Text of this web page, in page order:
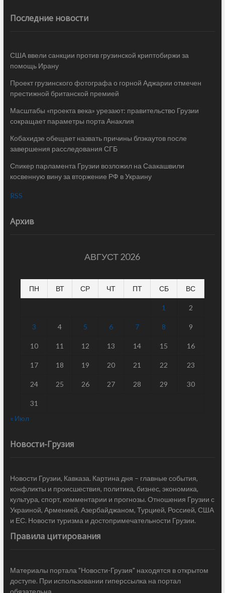
Последние новости
США ввели санкции против грузинской криптобиржи за
помощь Ирану
Проект грузинского фотографа о горной Аджарии отмечен
престижной британской премией
Масштабы «проекта века» урезают: правительство Грузии
сокращает параметры порта Анаклия
Кобахидзе обещает назвать причины блэкаутов после
завершения расследования СГБ
Спикер парламента Грузии возложил на Саакашвили
косвенную вину за вторжение РФ в Украину
RSS
Архив
АВГУСТ 2026
ПН ВТ СР ЧТ ПТ СБ ВС
1 2
3 4 5 6 7 8 9
10 11 12 13 14 15 16
17 18 19 20 21 22 23
24 25 26 27 28 29 30
31
« Июл
Новости-Грузия
Новости Грузии, Кавказа. Картина дня – главные события,
конфликты и происшествия, политика, бизнес, экономика,
культура, спорт, комментарии и прогнозы. Отношения Грузии с
Украиной, Арменией, Азербайджаном, Турцией, Россией, США
и ЕС. Новости туризма и достопримечательности Грузии.
Правила цитирования
Материалы портала "Новости-Грузия" находятся в открытом
доступе. При использовании гиперссылка на портал